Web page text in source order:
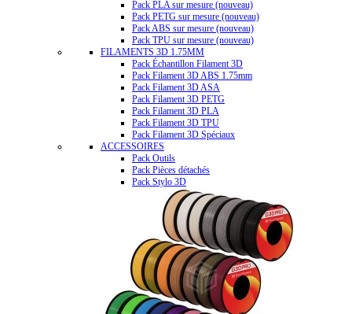
Pack PLA sur mesure (nouveau)
Pack PETG sur mesure (nouveau)
Pack ABS sur mesure (nouveau)
Pack TPU sur mesure (nouveau)
FILAMENTS 3D 1.75MM
Pack Échantillon Filament 3D
Pack Filament 3D ABS 1.75mm
Pack Filament 3D ASA
Pack Filament 3D PETG
Pack Filament 3D PLA
Pack Filament 3D TPU
Pack Filament 3D Spéciaux
ACCESSOIRES
Pack Outils
Pack Pièces détachés
Pack Stylo 3D